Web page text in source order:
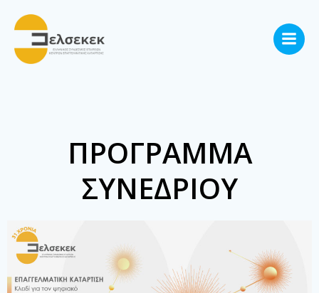
ΠΡΟΓΡΑΜΜΑ
ΣΥΝΕΔΡΙΟΥ